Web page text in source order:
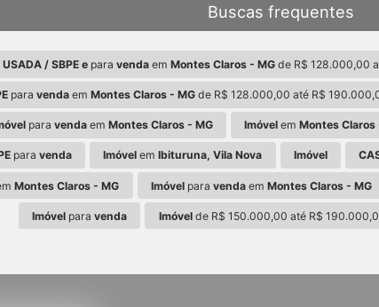
Buscas frequentes
/ SBPE e para vendaem Montes Claros - MGde R$ 128.000,00
para vendaem Montes Claros - MGde R$ 128.000,00 até R$
para vendaem Montes Claros - MG Imóvel em Montes Claros
para venda Imóvel emIbituruna, Vila Nova Imóvel
Montes Claros - MG Imóvelpara vendaem Montes Claros - MG
Imóvel paravenda Imóvelde R$ 150.000,00 até R$